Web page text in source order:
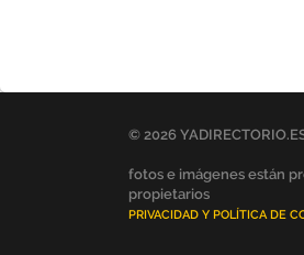
© 2026
fotos e imágenes están
propietarios
PRIVACIDAD Y POLÍTICA DE